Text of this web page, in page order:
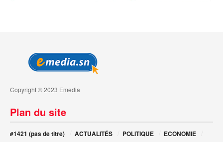
Copyright © 2023 Emedia
Plan du site
#1421 (pas de titre) ACTUALITÉS POLITIQUE
ECONOMIE